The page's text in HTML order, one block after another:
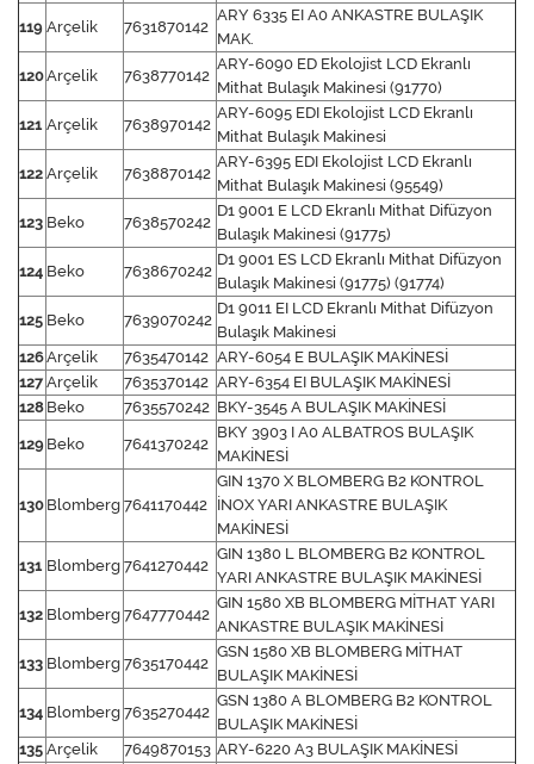
119 Arçelik 7631870142
ARY 6335 EI A0 ANKASTRE BULAŞIK
MAK.
120Arçelik 7638770142
ARY-6090 ED Ekolojist LCD Ekranlı
Mithat Bulaşık Makinesi (91770)
121 Arçelik 7638970142
ARY-6095 EDI Ekolojist LCD Ekranlı
Mithat Bulaşık Makinesi
122 Arçelik 7638870142
ARY-6395 EDI Ekolojist LCD Ekranlı
Mithat Bulaşık Makinesi (95549)
123 Beko 7638570242
D1 9001 E LCD Ekranlı Mithat Difüzyon
Bulaşık Makinesi (91775)
124 Beko 7638670242
D1 9001 ES LCD Ekranlı Mithat Difüzyon
Bulaşık Makinesi (91775) (91774)
125 Beko 7639070242
D1 9011 EI LCD Ekranlı Mithat Difüzyon
Bulaşık Makinesi
126Arçelik 7635470142 ARY-6054 E BULAŞIK MAKİNESİ
127 Arçelik 7635370142 ARY-6354 EI BULAŞIK MAKİNESİ
128 Beko 7635570242 BKY-3545 A BULAŞIK MAKİNESİ
129 Beko 7641370242
BKY 3903 I A0 ALBATROS BULAŞIK
MAKİNESİ
130 Blomberg 7641170442
GIN 1370 X BLOMBERG B2 KONTROL
İNOX YARI ANKASTRE BULAŞIK
MAKİNESİ
131 Blomberg 7641270442
GIN 1380 L BLOMBERG B2 KONTROL
YARI ANKASTRE BULAŞIK MAKİNESİ
132 Blomberg 7647770442
GIN 1580 XB BLOMBERG MİTHAT YARI
ANKASTRE BULAŞIK MAKİNESİ
133 Blomberg 7635170442
GSN 1580 XB BLOMBERG MİTHAT
BULAŞIK MAKİNESİ
134 Blomberg 7635270442
GSN 1380 A BLOMBERG B2 KONTROL
BULAŞIK MAKİNESİ
135 Arçelik 7649870153 ARY-6220 A3 BULAŞIK MAKİNESİ